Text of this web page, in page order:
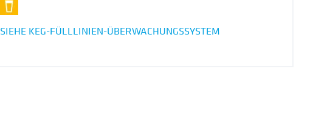
SIEHE KEG-FÜLLLINIEN-ÜBERWACHUNGSSYSTEM